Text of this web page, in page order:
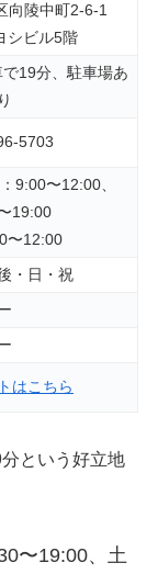
向陵中町2-6-1
シビル5階
19分、駐車場あ
り
5703
9:00〜12:00、
19:00
〜12:00
・日・祝
はこちら
という好立地
〜19:00、
土